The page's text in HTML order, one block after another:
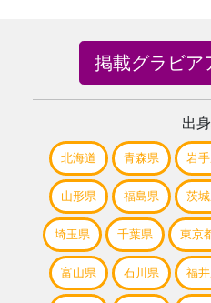
掲載グラビア
出
北海道 青森県 岩
山形県 福島県 茨
埼玉県 千葉県 東京
富山県 石川県 福